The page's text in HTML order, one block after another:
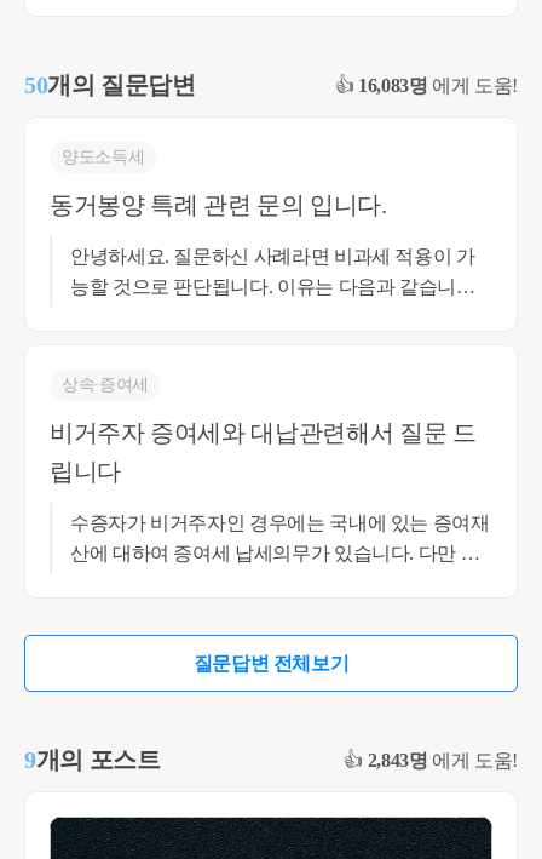
50개의 질문답변 👍 16,083명 에게 도움!
양도소득세
동거봉양 특례 관련 문의 입니다.
안녕하세요. 질문하신 사례라면 비과세 적용이 가
능할 것으로 판단됩니다. 이유는 다음과 같습니다.
하기 위한 제도입니다. 따라서 중요한 것은 실제로
부모님이 자녀 소유 주택에서 추가로 2년 이상 거주
하여야 한다는 사후관리 규정은 소득세법이나 시행
적용되는 경우에도 최종적으로는 소득세법 시행령
제154조의 1세대1주택 비과세 요건을 적용하게 되
것으로 보입니다. 따라서 부모님이 합가 이후 2년을
추가로 거주하지 않았다는 이유만으로 비과세가 부
건을 충족하지 못한 경우라도 나머지 세대원이 거
사례가 있으며, 거주요건을 세대원 전원이 각각 충
상속∙증여세
비거주자 증여세와 대납관련해서 질문 드
립니다
수증자가 비거주자인 경우에는 국내에 있는 증여재
산에 대하여 증여세 납세의무가 있습니다. 다만 증
증여세가 과세되지는 않습니다. 또한 비거주자에
183, 2019.6.19.). 한편 증여세는 수증자별로 계산하
을 각각 증여하는 경우에는 각자의 과세가액을 기
질문답변 전체보기
9개의 포스트 👍 2,843명 에게 도움!